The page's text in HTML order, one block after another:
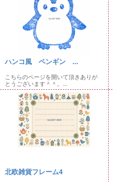
ハンコ風 ペンギン ...
こちらのページを開いて頂きありが
とうございます＾＾。...
北欧雑貨フレーム4